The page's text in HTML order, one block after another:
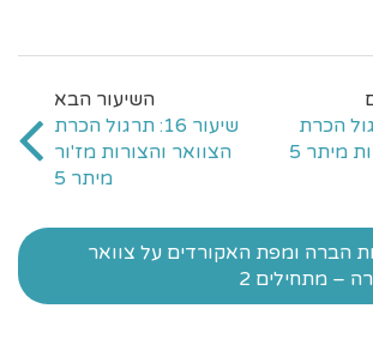
תרגול הכרת
מיתר 5
שיעור 16: תרגול הכרת
הצוואר והצורות מז'ור
מיתר 5
הברה ומפת האקורדים על צוואר
– מתחילים 2